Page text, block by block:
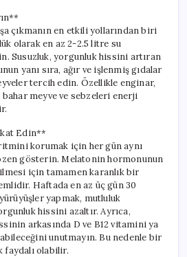
çıkmanın en etkili yollarından biri
olarak en az 2-2.5 litre su
Susuzluk, yorgunluk hissini artıran
yanı sıra, ağır ve işlenmiş gıdalar
tercih edin. Özellikle enginar,
meyve ve sebzeleri enerji
Edin**
korumak için her gün aynı
gösterin. Melatonin hormonunun
için tamamen karanlık bir
Haftada en az üç gün 30
yapmak, mutluluk
hissini azaltır. Ayrıca,
arkasında D ve B12 vitamini ya
unutmayın. Bu nedenle bir
faydalı olabilir.